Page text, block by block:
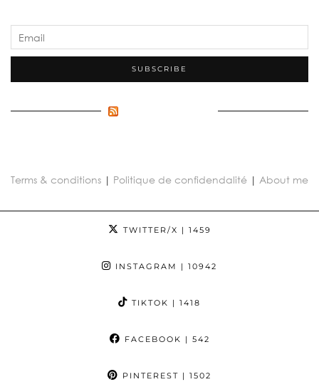
Terms & conditions | Politique de confidendalité | About me
TWITTER/X | 1459
INSTAGRAM | 10942
TIKTOK | 1418
FACEBOOK | 542
PINTEREST | 1502